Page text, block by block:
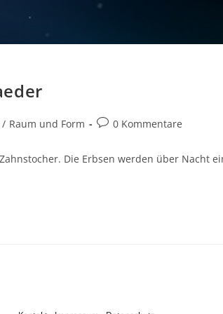
/ Raum und Form
Beitrags-
0 Kommentare
Die Erbsen werden über Nacht